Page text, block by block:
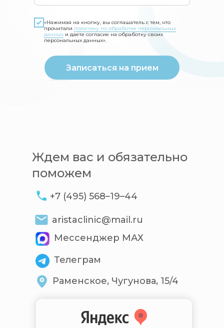
«Нажимая на кнопку, вы соглашатель с тем, что
прочитали политику по обработке персональных
данных и даете согласие на обработку своих
персональных данных».
Записаться на прием
Раменское, Чугунова, 15/4
aristaclinic@mail.ru
Мессенджер МАХ
Телеграм
+7 (495) 568–19–44
Ждем вас и обязательно
поможем